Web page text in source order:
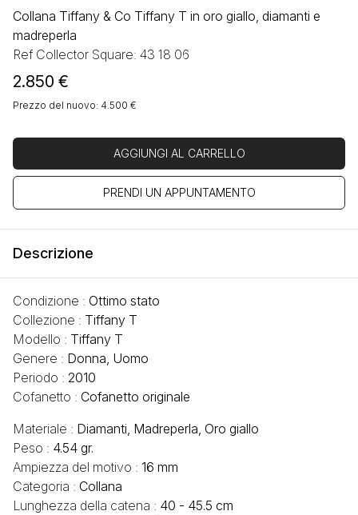
Collana Tiffany & Co Tiffany T in oro giallo, diamanti e
madreperla
Ref Collector Square: 43 18 06
2.850 €
Prezzo del nuovo: 4.500 €
AGGIUNGI AL CARRELLO
PRENDI UN APPUNTAMENTO
Descrizione
Condizione : Ottimo stato
Collezione : Tiffany T
Modello : Tiffany T
Genere : Donna, Uomo
Periodo : 2010
Cofanetto : Cofanetto originale
Materiale : Diamanti, Madreperla, Oro giallo
Peso : 4.54 gr.
Ampiezza del motivo : 16 mm
Categoria : Collana
Lunghezza della catena : 40 - 45.5 cm